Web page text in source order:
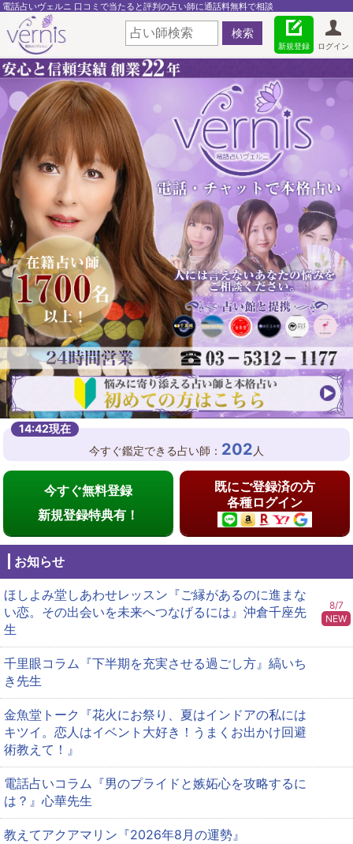
電話占いヴェルニ 口コミで当たると評判の占い師に通話料無料で相談
ログイン
新規登録
今すぐ鑑定できる占い師： 202 人
今すぐ無料登録
新規登録特典有！
既にご登録済の方
各種ログイン
お知らせ
ほしよみ堂しあわせレッスン『ご縁があるのに進まな
い恋。その出会いを未来へつなげるには』沖倉千座先
生
8/7
NEW
千里眼コラム『下半期を充実させる過ごし方』縞いち
き先生
金魚堂トーク『花火にお祭り、夏はインドアの私には
キツイ。恋人はイベント大好き！うまくお出かけ回避
術教えて！』
電話占いコラム『男のプライドと嫉妬心を攻略するに
は？』心華先生
教えてアクアマリン『2026年8月の運勢』